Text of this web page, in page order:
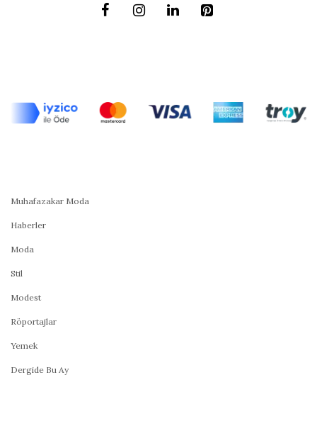
Muhafazakar Moda
Haberler
Moda
Stil
Modest
Röportajlar
Yemek
Dergide Bu Ay